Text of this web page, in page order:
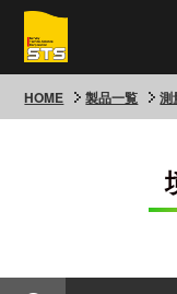
HOME 製品一覧 測